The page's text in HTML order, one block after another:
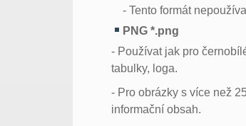
- Tento formát
PNG *.png
- Používat jak pro
tabulky, loga.
- Pro obrázky s více než
informační obsah.